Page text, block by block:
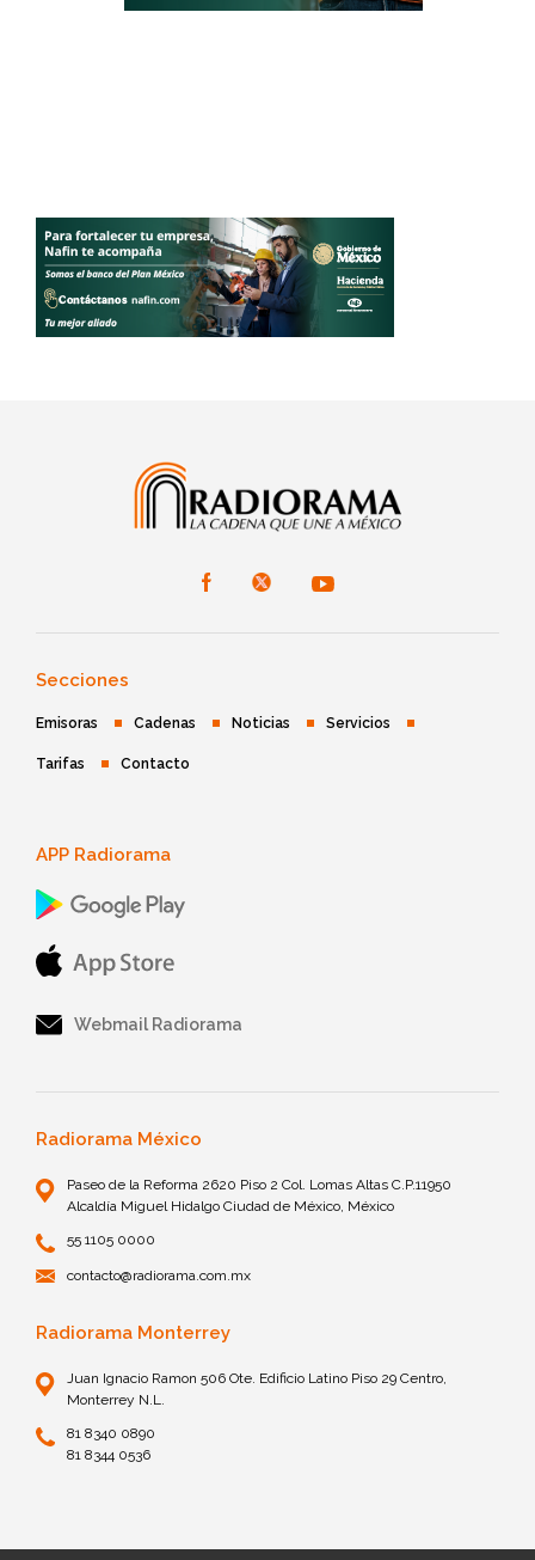
Secciones
Emisoras Cadenas Noticias Servicios
Tarifas Contacto
APP Radiorama
Webmail Radiorama
Radiorama México
Paseo de la Reforma 2620 Piso 2 Col. Lomas Altas C.P.11950
Alcaldía Miguel Hidalgo Ciudad de México, México
55 1105 0000
contacto@radiorama.com.mx
Radiorama Monterrey
Juan Ignacio Ramon 506 Ote. Edificio Latino Piso 29 Centro,
Monterrey N.L.
81 8340 0890
81 8344 0536